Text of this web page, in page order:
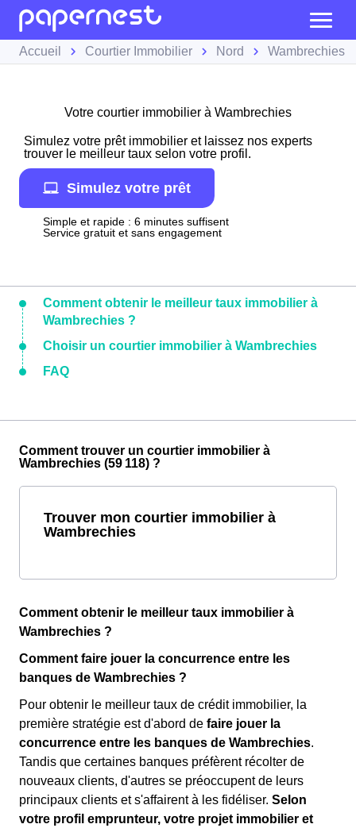
Accueil Courtier Immobilier Nord Wambrechies
Votre courtier immobilier à Wambrechies
Simulez votre prêt immobilier et laissez nos experts
trouver le meilleur taux selon votre profil.
Simulez votre prêt
Simple et rapide : 6 minutes suffisent
Service gratuit et sans engagement
Comment obtenir le meilleur taux immobilier à
Wambrechies ?
Choisir un courtier immobilier à Wambrechies
FAQ
Comment trouver un courtier immobilier à
Wambrechies (59 118) ?
Trouver mon courtier immobilier à
Wambrechies
Comment obtenir le meilleur taux immobilier à
Wambrechies ?
Comment faire jouer la concurrence entre les
banques de Wambrechies ?
Pour obtenir le meilleur taux de crédit immobilier, la
première stratégie est d'abord de faire jouer la
concurrence entre les banques de Wambrechies.
Tandis que certaines banques préfèrent récolter de
nouveaux clients, d'autres se préoccupent de leurs
principaux clients et s'affairent à les fidéliser. Selon
votre profil emprunteur, votre projet immobilier et